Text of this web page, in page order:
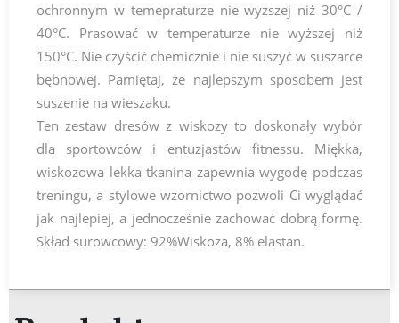
ochronnym w temepraturze nie wyższej niż 30°C /
40°C. Prasować w temperaturze nie wyższej niż
150°C. Nie czyścić chemicznie i nie suszyć w suszarce
bębnowej. Pamiętaj, że najlepszym sposobem jest
suszenie na wieszaku.
Ten zestaw dresów z wiskozy to doskonały wybór
dla sportowców i entuzjastów fitnessu. Miękka,
wiskozowa lekka tkanina zapewnia wygodę podczas
treningu, a stylowe wzornictwo pozwoli Ci wyglądać
jak najlepiej, a jednocześnie zachować dobrą formę.
Skład surowcowy: 92%Wiskoza, 8% elastan.